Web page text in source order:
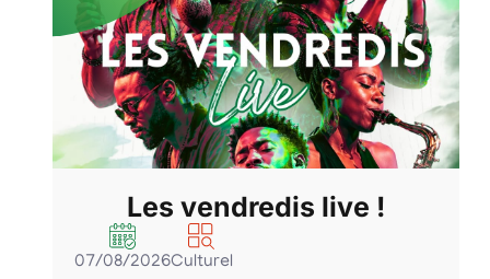
RM’FIT : summer sessions
05/08/2026Sportif